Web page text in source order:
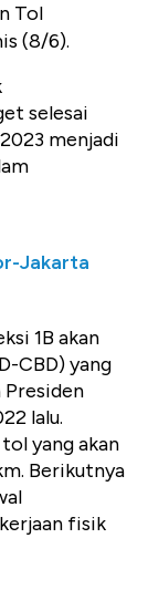
Tol
(8/6).
selesai
menjadi
Jakarta
1B akan
CBD) yang
lalu.
yang akan
Berikutnya
fisik